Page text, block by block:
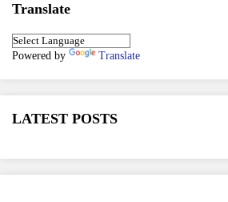
Translate
Powered by Translate
LATEST POSTS